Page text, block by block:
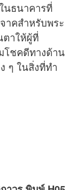
นธนาคารที่
าคสำหรับพระ
าให้ผู้ที่
โชคดีทางด้าน
ๆ ในสิ่งที่ทำ